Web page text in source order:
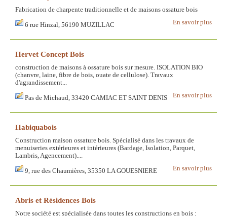
Fabrication de charpente traditionnelle et de maisons ossature bois
En savoir plus
6 rue Hinzal, 56190 MUZILLAC
Hervet Concept Bois
construction de maisons à ossature bois sur mesure. ISOLATION BIO
(chanvre, laine, fibre de bois, ouate de cellulose). Travaux
d'agrandissement...
En savoir plus
Pas de Michaud, 33420 CAMIAC ET SAINT DENIS
Habiquabois
Construction maison ossature bois. Spécialisé dans les travaux de
menuiseries extérieures et intérieures (Bardage, Isolation, Parquet,
Lambris, Agencement)....
En savoir plus
9, rue des Chaumières, 35350 LA GOUESNIERE
Abris et Résidences Bois
Notre société est spécialisée dans toutes les constructions en bois :